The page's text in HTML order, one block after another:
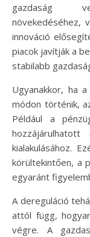
gazdaság
növekedéséhez,
innováció
piacok javítják a
stabilabb
Ugyanakkor, ha
módon történik,
Például a
kialakulásához.
körültekintően, a
egyaránt
A dereguláció
attól függ,
végre. A